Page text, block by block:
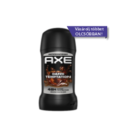
Vásárolj többet
OLCSÓBBAN!